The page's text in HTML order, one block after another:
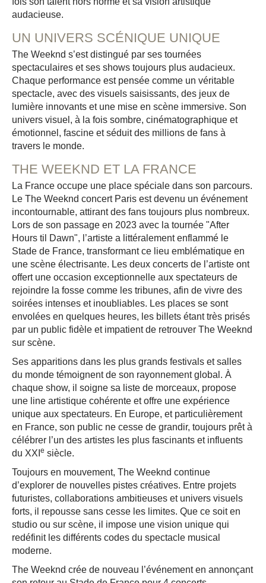
audacieuse.
UN UNIVERS SCÉNIQUE UNIQUE
The Weeknd s’est distingué par ses tournées
spectaculaires et ses shows toujours plus audacieux.
Chaque performance est pensée comme un véritable
spectacle, avec des visuels saisissants, des jeux de
lumière innovants et une mise en scène immersive. Son
univers visuel, à la fois sombre, cinématographique et
émotionnel, fascine et séduit des millions de fans à
travers le monde.
THE WEEKND ET LA FRANCE
La France occupe une place spéciale dans son parcours.
Le The Weeknd concert Paris est devenu un événement
incontournable, attirant des fans toujours plus nombreux.
Lors de son passage en 2023 avec la tournée "After
Hours til Dawn", l’artiste a littéralement enflammé le
Stade de France, transformant ce lieu emblématique en
une scène électrisante. Les deux concerts de l’artiste ont
offert une occasion exceptionnelle aux spectateurs de
rejoindre la fosse comme les tribunes, afin de vivre des
soirées intenses et inoubliables. Les places se sont
envolées en quelques heures, les billets étant très prisés
par un public fidèle et impatient de retrouver The Weeknd
sur scène.
Ses apparitions dans les plus grands festivals et salles
du monde témoignent de son rayonnement global. À
chaque show, il soigne sa liste de morceaux, propose
une line artistique cohérente et offre une expérience
unique aux spectateurs. En Europe, et particulièrement
en France, son public ne cesse de grandir, toujours prêt à
célébrer l’un des artistes les plus fascinants et influents
du XXI e siècle.
Toujours en mouvement, The Weeknd continue
d’explorer de nouvelles pistes créatives. Entre projets
futuristes, collaborations ambitieuses et univers visuels
forts, il repousse sans cesse les limites. Que ce soit en
studio ou sur scène, il impose une vision unique qui
redéfinit les différents codes du spectacle musical
moderne.
The Weeknd crée de nouveau l’événement en annonçant